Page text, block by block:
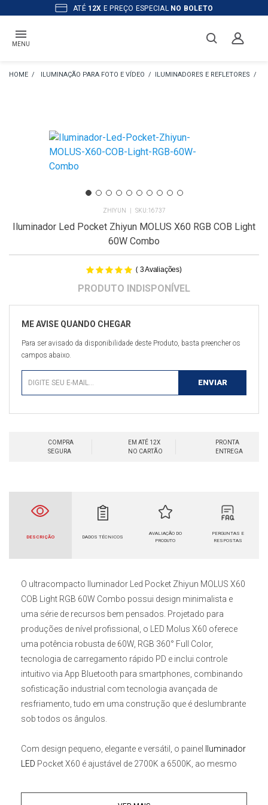
ATÉ 12X E PREÇO ESPECIAL NO BOLETO
MENU
ILUMINAÇÃO PARA FOTO E VÍDEO ILUMINADORES E REFLETORES
ZHIYUN 16737
Iluminador Led Pocket Zhiyun MOLUS X60 RGB COB Light
60W Combo
( 3Avaliações)
Para ser avisado da disponibilidade deste Produto, basta preencher os
campos abaixo.
COMPRA
SEGURA
EM ATÉ 12X
NO CARTÃO
PRONTA
ENTREGA
DESCRIÇÃO DADOS TÉCNICOS
AVALIAÇÃO DO
PRODUTO
PERGUNTAS E
RESPOSTAS
O ultracompacto
Iluminador Led Pocket Zhiyun MOLUS X60
COB Light RGB 60W Combo possui design minimalista e
uma série de recursos bem pensados. Projetado para
produções de nível profissional, o LED Molus X60 oferece
uma potência robusta de 60W, RGB 360° Full Color,
tecnologia de carregamento rápido PD e inclui controle
intuitivo via App Bluetooth para smartphones, combinando
sofisticação industrial com tecnologia avançada de
resfriamento, tudo em uma construção que é deslumbrante
sob todos os ângulos.
Com design pequeno, elegante e versátil, o painel
Iluminador
LED Pocket X60 é ajustável de 2700K a 6500K, ao mesmo
reproduzir as cores com precisão. OMolusX60 COBpesa